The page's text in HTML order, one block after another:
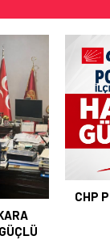
Gizli Cenneti
Buzdolabı
Mersin ve Adana’da
Yazdı: İLBER